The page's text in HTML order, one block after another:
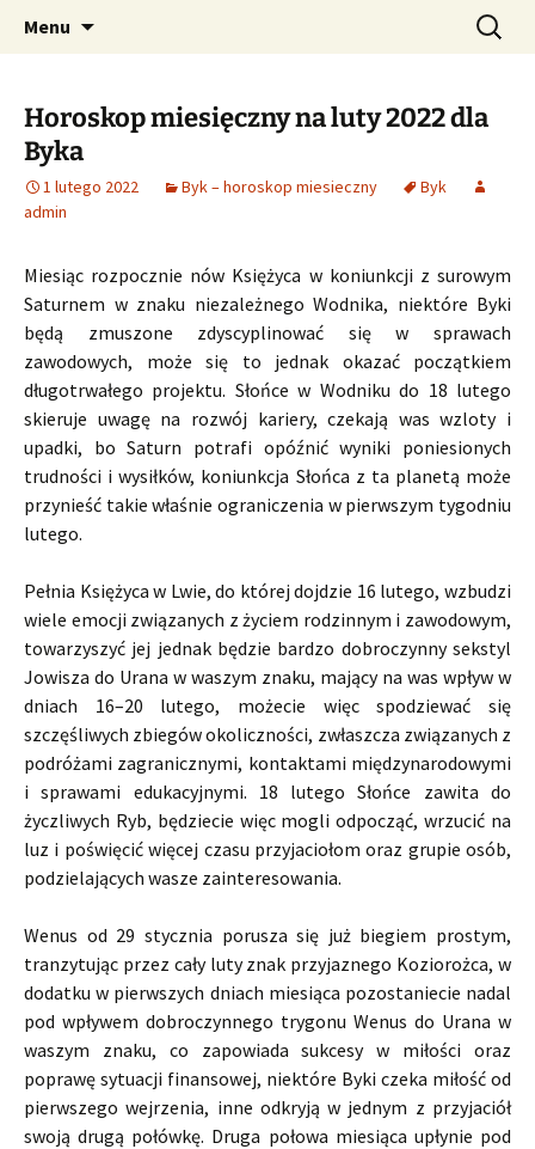
CzaroMarowy horoskop
dzienny, miesięczny i
tygodniowy
Profesjonalne przepowiednie astrologiczne
Menu Szukaj:
Horoskop miesięczny na luty 2022 dla
Byka
1 lutego 2022 Byk – horoskop miesieczny
Byk
admin
Miesiąc rozpocznie nów Księżyca w koniunkcji z surowym
Saturnem w znaku niezależnego Wodnika, niektóre Byki
będą zmuszone zdyscyplinować się w sprawach
zawodowych, może się to jednak okazać początkiem
długotrwałego projektu. Słońce w Wodniku do 18 lutego
skieruje uwagę na rozwój kariery, czekają was wzloty i
upadki, bo Saturn potrafi opóźnić wyniki poniesionych
trudności i wysiłków, koniunkcja Słońca z ta planetą może
przynieść takie właśnie ograniczenia w pierwszym tygodniu
lutego.
Pełnia Księżyca w Lwie, do której dojdzie 16 lutego, wzbudzi
wiele emocji związanych z życiem rodzinnym i zawodowym,
towarzyszyć jej jednak będzie bardzo dobroczynny sekstyl
Jowisza do Urana w waszym znaku, mający na was wpływ w
dniach 16–20 lutego, możecie więc spodziewać się
szczęśliwych zbiegów okoliczności, zwłaszcza związanych z
podróżami zagranicznymi, kontaktami międzynarodowymi
i sprawami edukacyjnymi. 18 lutego Słońce zawita do
życzliwych Ryb, będziecie więc mogli odpocząć, wrzucić na
luz i poświęcić więcej czasu przyjaciołom oraz grupie osób,
podzielających wasze zainteresowania.
Wenus od 29 stycznia porusza się już biegiem prostym,
tranzytując przez cały luty znak przyjaznego Koziorożca, w
dodatku w pierwszych dniach miesiąca pozostaniecie nadal
pod wpływem dobroczynnego trygonu Wenus do Urana w
waszym znaku, co zapowiada sukcesy w miłości oraz
poprawę sytuacji finansowej, niektóre Byki czeka miłość od
pierwszego wejrzenia, inne odkryją w jednym z przyjaciół
swoją drugą połówkę. Druga połowa miesiąca upłynie pod